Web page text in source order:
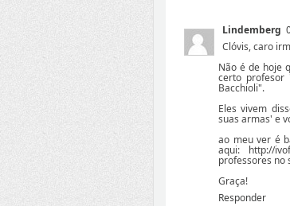
Lindemberg
Clóvis, caro
Não é de hoje
certo profesor
Bacchioli".
Eles vivem
suas armas' e
ao meu ver é
aqui: http://
professores no
Graça!
Responder